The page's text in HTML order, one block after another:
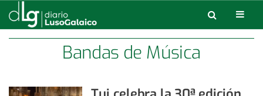
Bandas de Música